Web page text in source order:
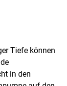
Tiefe können
in den